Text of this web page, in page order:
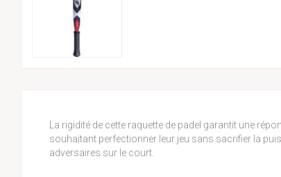
La rigidité de cette raquette de padel garantit une
souhaitant perfectionner leur jeu sans sacrifier la
adversaires sur le court.